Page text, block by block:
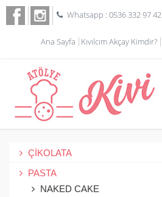
Whatsapp : 0536 332 97 42
Ana Sayfa Kıvılcım Akçay Kimdir?
ÇİKOLATA
PASTA
NAKED CAKE